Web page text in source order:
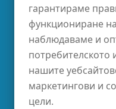
гарантираме
функциониране
наблюдаваме и
потребителското
нашите
маркетингови и
цели.